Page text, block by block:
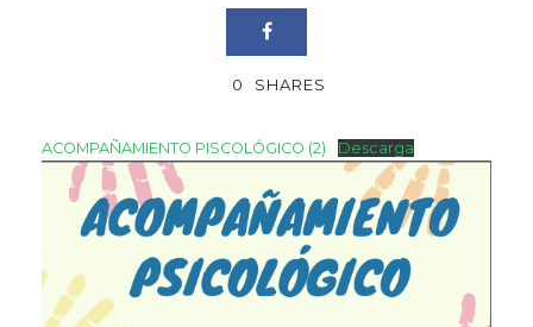
0 SHARES
ACOMPAÑAMIENTO PISCOLÓGICO (2) Descarga